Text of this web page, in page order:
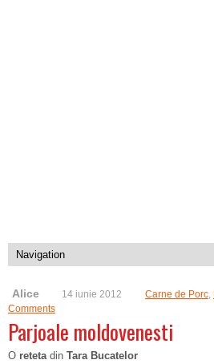
Alice 14 iunie 2012 Carne de Porc,
Comments
Parjoale moldovenesti
O retetadin Tara Bucatelor